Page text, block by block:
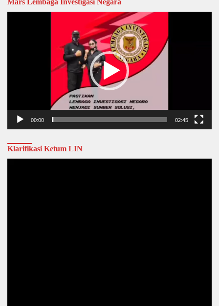
Mars Lembaga Investigasi Negara
00:00 02:45
Klarifikasi Ketum LIN